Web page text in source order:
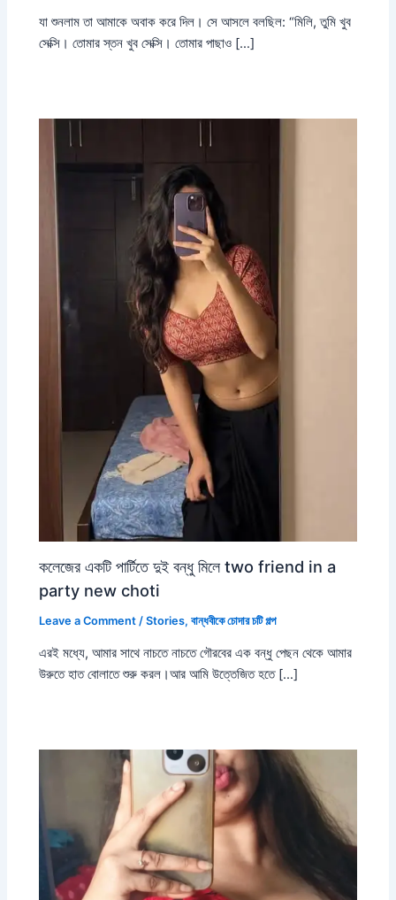
যা শুনলাম তা আমাকে অবাক করে দিল। সে আসলে বলছিল: “মিলি, তুমি খুব
সেক্সি। তোমার স্তন খুব সেক্সি। তোমার পাছাও […]
কলেজের একটি পার্টিতে দুই বন্ধু মিলে two friend in a
party new choti
Leave a Comment /Stories,বান্ধবীকে চোদার চটি গল্প
এরই মধ্যে, আমার সাথে নাচতে নাচতে গৌরবের এক বন্ধু পেছন থেকে আমার
উরুতে হাত বোলাতে শুরু করল।আর আমি উত্তেজিত হতে […]